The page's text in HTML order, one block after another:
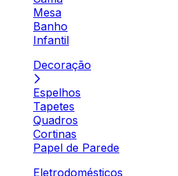
Mesa
Banho
Infantil
Decoração
Espelhos
Tapetes
Quadros
Cortinas
Papel de Parede
Eletrodomésticos